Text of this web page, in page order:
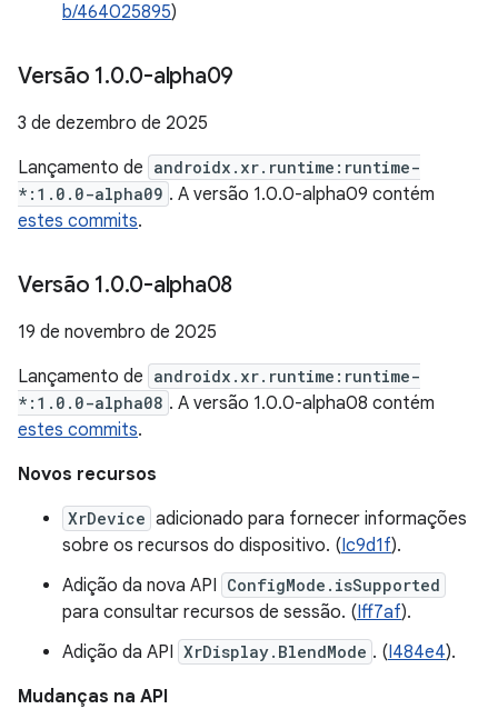
b/464025895)
Versão 1.0.0-alpha09
3 de dezembro de 2025
Lançamento de androidx.xr.runtime:runtime-
*:1.0.0-alpha09 . A versão 1.0.0-alpha09 contém
estes commits.
Versão 1.0.0-alpha08
19 de novembro de 2025
Lançamento de androidx.xr.runtime:runtime-
*:1.0.0-alpha08 . A versão 1.0.0-alpha08 contém
estes commits.
Novos recursos
XrDevice adicionado para fornecer informações
sobre os recursos do dispositivo. (Ic9d1f).
Adição da nova API ConfigMode.isSupported
para consultar recursos de sessão. (Iff7af).
Adição da API XrDisplay.BlendMode . (I484e4).
Mudanças na API